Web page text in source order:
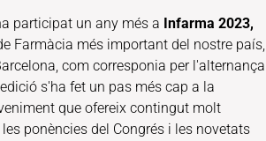
participat un any més a Infarma 2023,
Farmàcia més important del nostre país,
com corresponia per l'alternança
s'ha fet un pas més cap a la
que ofereix contingut molt
ponències del Congrés i les novetats